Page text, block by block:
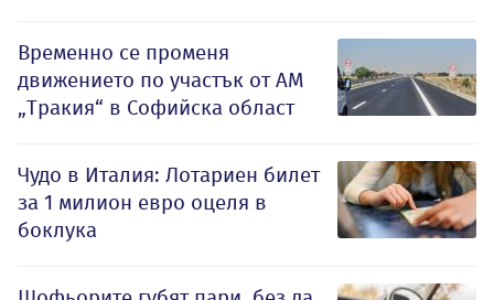
Временно се променя
движението по участък от АМ
„Тракия“ в Софийска област
Чудо в Италия: Лотариен билет
за 1 милион евро оцеля в
боклука